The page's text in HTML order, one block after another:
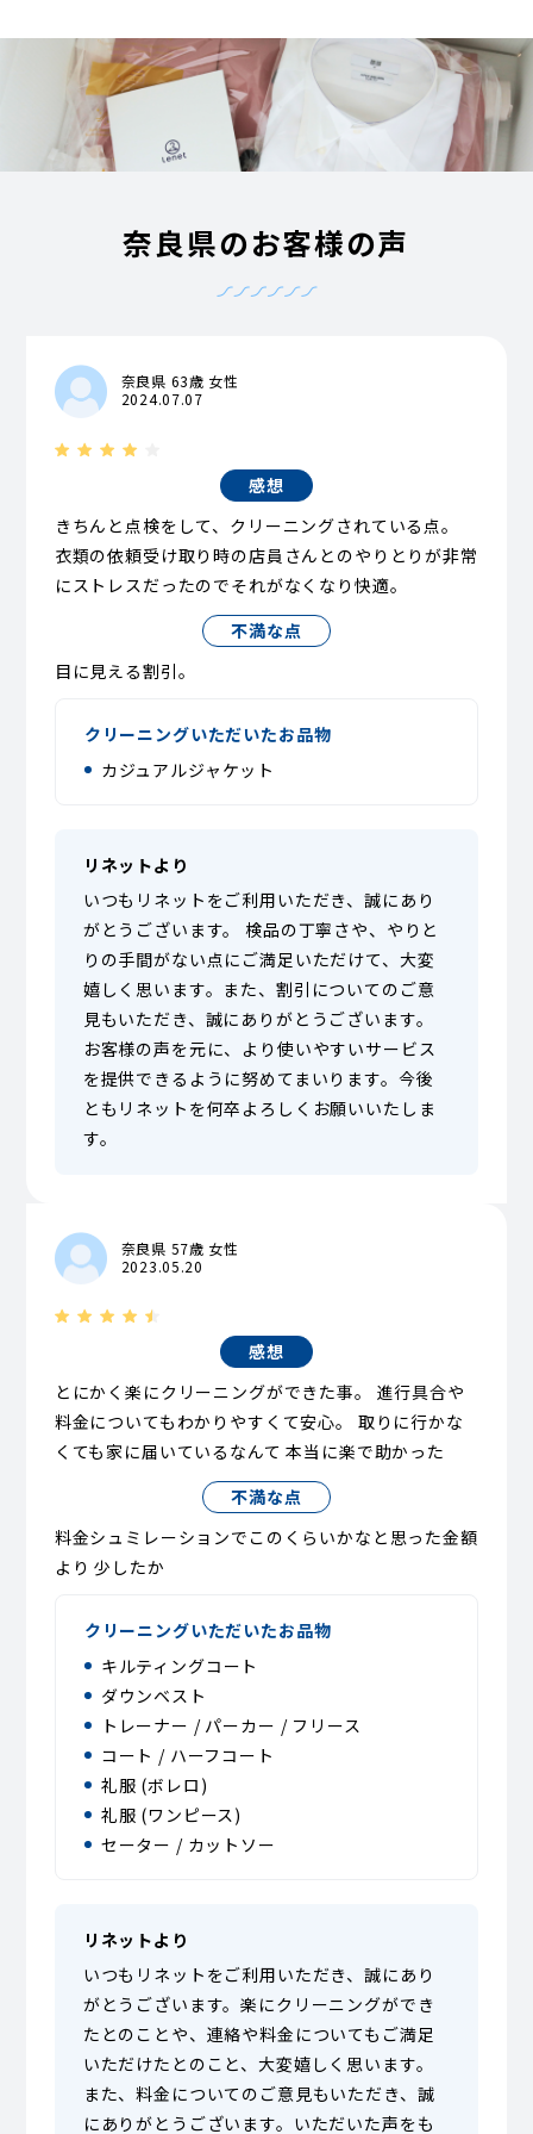
奈良県のお客様の声
奈良県 63歳 女性
2024.07.07
感想
きちんと点検をして、クリーニングされている点。
衣類の依頼受け取り時の店員さんとのやりとりが非常
にストレスだったのでそれがなくなり快適。
不満な点
目に見える割引。
クリーニングいただいたお品物
カジュアルジャケット
リネットより
いつもリネットをご利用いただき、誠にあり
がとうございます。 検品の丁寧さや、やりと
りの手間がない点にご満足いただけて、大変
嬉しく思います。また、割引についてのご意
見もいただき、誠にありがとうございます。
お客様の声を元に、より使いやすいサービス
を提供できるように努めてまいります。今後
ともリネットを何卒よろしくお願いいたしま
す。
奈良県 57歳 女性
2023.05.20
感想
とにかく楽にクリーニングができた事。 進行具合や
料金についてもわかりやすくて安心。 取りに行かな
くても家に届いているなんて 本当に楽で助かった
不満な点
料金シュミレーションでこのくらいかなと思った金額
より 少したか
クリーニングいただいたお品物
キルティングコート
ダウンベスト
トレーナー / パーカー / フリース
コート / ハーフコート
礼服 (ボレロ)
礼服 (ワンピース)
セーター / カットソー
リネットより
いつもリネットをご利用いただき、誠にあり
がとうございます。楽にクリーニングができ
たとのことや、連絡や料金についてもご満足
いただけたとのこと、大変嬉しく思います。
また、料金についてのご意見もいただき、誠
にありがとうございます。いただいた声をも